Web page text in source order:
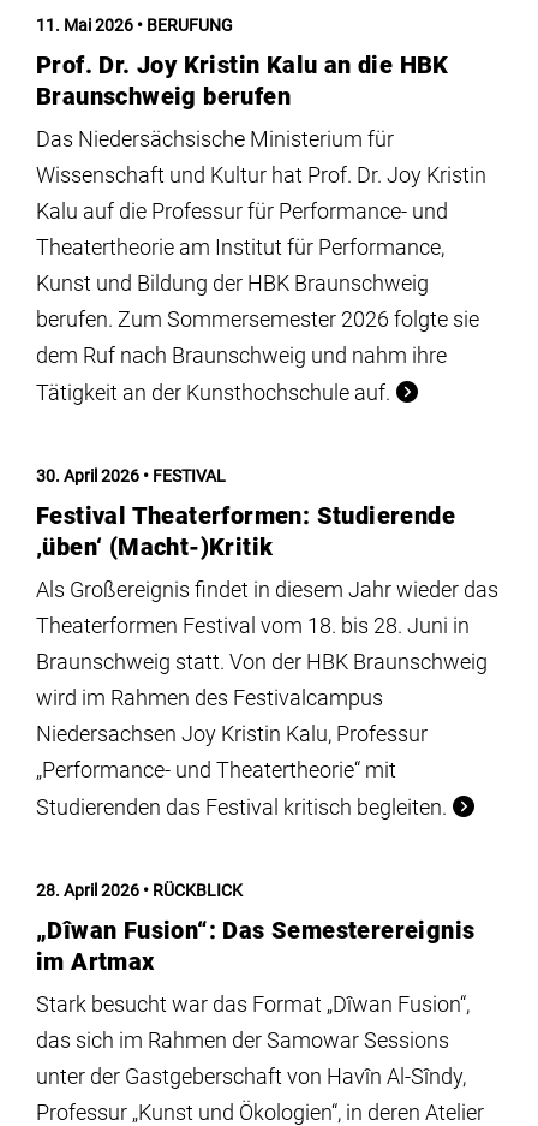
Institute
Forschung
Infrastruktur
Aktuelles
meinstudium
11. Mai 2026 BERUFUNG
Prof. Dr. Joy Kristin Kalu an die HBK
Braunschweig berufen
Das Niedersächsische Ministerium für
Wissenschaft und Kultur hat Prof. Dr. Joy Kristin
Kalu auf die Professur für Performance- und
Theatertheorie am Institut für Performance,
Kunst und Bildung der HBK Braunschweig
berufen. Zum Sommersemester 2026 folgte sie
dem Ruf nach Braunschweig und nahm ihre
Tätigkeit an der Kunsthochschule auf.
30. April 2026 FESTIVAL
Festival Theaterformen: Studierende
‚üben‘ (Macht-)Kritik
Als Großereignis findet in diesem Jahr wieder das
Theaterformen Festival vom 18. bis 28. Juni in
Braunschweig statt. Von der HBK Braunschweig
wird im Rahmen des Festivalcampus
Niedersachsen Joy Kristin Kalu, Professur
„Performance- und Theatertheorie“ mit
Studierenden das Festival kritisch begleiten.
28. April 2026 RÜCKBLICK
„Dîwan Fusion“: Das Semesterereignis
im Artmax
Stark besucht war das Format „Dîwan Fusion“,
das sich im Rahmen der Samowar Sessions
unter der Gastgeberschaft von Havîn Al-Sîndy,
Professur „Kunst und Ökologien“, in deren Atelier